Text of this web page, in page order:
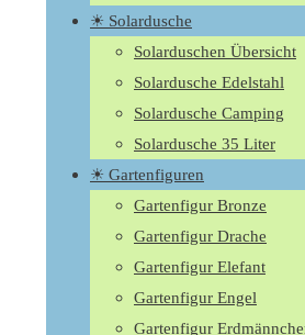
☀ Solardusche
Solarduschen Übersicht
Solardusche Edelstahl
Solardusche Camping
Solardusche 35 Liter
☀ Gartenfiguren
Gartenfigur Bronze
Gartenfigur Drache
Gartenfigur Elefant
Gartenfigur Engel
Gartenfigur